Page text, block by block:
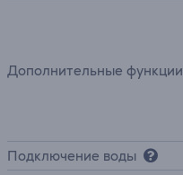
Дополнительные функции
Подключение воды